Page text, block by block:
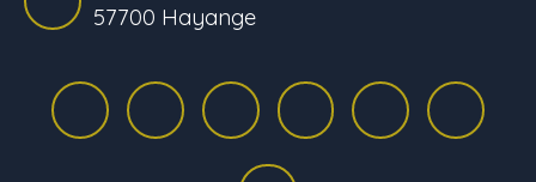
57700 Hayange